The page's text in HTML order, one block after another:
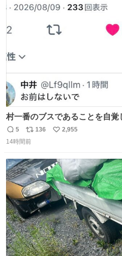
ト
数
村一番のブスであることを自
長の息子に恋文を書いたら翌日
たときの顔になった
返
信
5
リ
ポ
ト
数
136
い
数
2,955
14時間前